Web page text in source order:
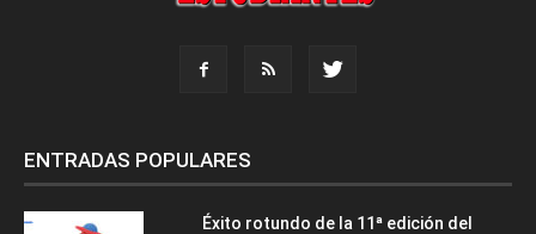
ENTRADAS POPULARES
Éxito rotundo de la 11ª edición del